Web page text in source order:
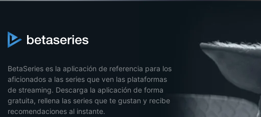
BetaSeries es la aplicación de referencia para los
aficionados a las series que ven las plataformas
de streaming. Descarga la aplicación de forma
gratuita, rellena las series que te gustan y recibe
recomendaciones al instante.